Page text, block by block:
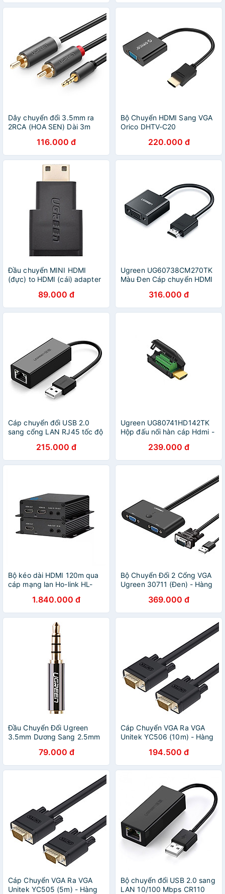
Dây chuyển đổi 3.5mm ra
2RCA (HOA SEN) Dài 3m
Hàng chính hãng
116.000 đ
Bộ Chuyển HDMI Sang VGA
Orico DHTV-C20
220.000 đ
Đầu chuyển MINI HDMI
(đực) to HDMI (cái) adapter
89.000 đ
Ugreen UG60738CM270TK
Màu Đen Cáp chuyển HDMI
giải Full HD không kèm cổng
Audio - HÀNG CHÍNH HÃNG
316.000 đ
Cáp chuyển đổi USB 2.0
sang cổng LAN RJ45 tốc độ
màu Đen Ugreen
110TH20254CR Hàng chính
hãng
215.000 đ
Ugreen UG80741HD142TK
Hộp đấu nối hàn cáp Hdmi -
239.000 đ
Bộ kéo dài HDMI 120m qua
cáp mạng lan Ho-link HL-
Hàng Chính Hãng
1.840.000 đ
Bộ Chuyển Đổi 2 Cổng VGA
Ugreen 30711 (Đen) - Hàng
369.000 đ
Đầu Chuyển Đổi Ugreen
3.5mm Dương Sang 2.5mm
79.000 đ
Cáp Chuyển VGA Ra VGA
Unitek YC506 (10m) - Hàng
194.500 đ
Cáp Chuyển VGA Ra VGA
Unitek YC505 (5m) - Hàng
Bộ chuyển đổi USB 2.0 sang
LAN 10/100 Mbps CR110